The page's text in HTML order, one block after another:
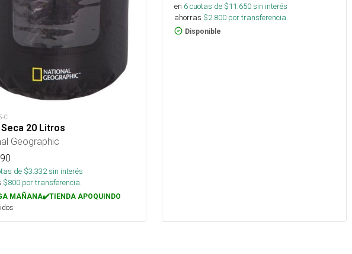
C
Seca 20 Litros
Geographic
de $3.332sin interés
$800 por transferencia.
MAÑANA✔️TIENDA APOQUINDO
en 6cuotas de $11.650sin interés
ahorras $2.800 por transferencia.
Disponible